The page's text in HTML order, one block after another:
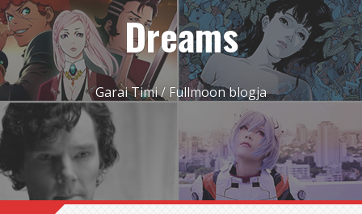
Dreams
Garai Timi / Fullmoon blogja